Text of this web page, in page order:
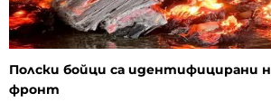
Полски бойци са идентифицирани
фронт